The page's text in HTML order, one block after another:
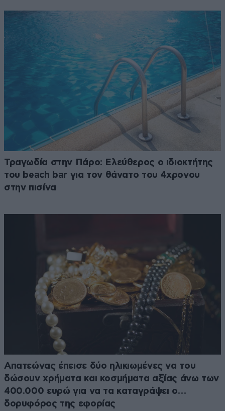
Τραγωδία στην Πάρο: Ελεύθερος ο ιδιοκτήτης
του beach bar για τον θάνατο του 4χρονου
στην πισίνα
Απατεώνας έπεισε δύο ηλικιωμένες να του
δώσουν χρήματα και κοσμήματα αξίας άνω των
400.000 ευρώ για να τα καταγράψει ο…
δορυφόρος της εφορίας